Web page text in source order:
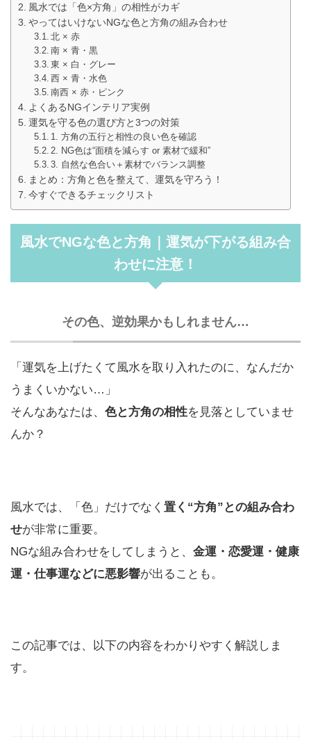
風水では「色×方角」の相性がカギ
やってはいけないNGな色と方角の組み合わせ
北 × 赤
南 × 青・黒
東 × 白・グレー
西 × 青・水色
南西 × 赤・ピンク
よくあるNGインテリア実例
運気を守る色の選び方と3つの対策
1. 方角の五行と相性の良い色を確認
2. NG色は“面積を減らす or 素材で緩和”
3. 自然な色合い＋素材でバランス調整
まとめ：方角と色を整えて、運気を守ろう！
今すぐできるチェックリスト
風水でNGな色と方角｜運気が下がる組み合
わせに注意！
その色、逆効果かもしれません…
「運気を上げたくて風水を取り入れたのに、なんだか
うまくいかない…」
そんなあなたは、 色と方角の相性を見落としていませ
んか？
風水では、「色」だけでなく 置く“方角”との組み合わ
せが非常に重要。
NGな組み合わせをしてしまうと、 金運・恋愛運・健康
運・仕事運などに悪影響が出ることも。
この記事では、以下の内容をわかりやすく解説しま
す。